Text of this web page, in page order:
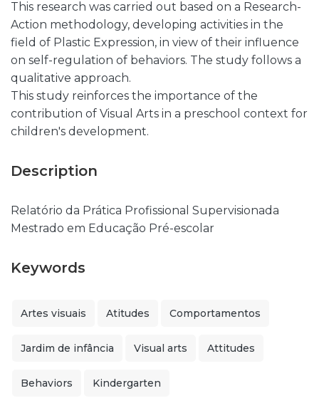
This research was carried out based on a Research-
Action methodology, developing activities in the
field of Plastic Expression, in view of their influence
on self-regulation of behaviors. The study follows a
qualitative approach.
This study reinforces the importance of the
contribution of Visual Arts in a preschool context for
children's development.
Description
Relatório da Prática Profissional Supervisionada
Mestrado em Educação Pré-escolar
Keywords
Artes visuais Atitudes Comportamentos
Jardim de infância Visual arts Attitudes
Behaviors Kindergarten